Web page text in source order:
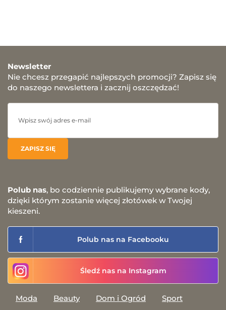
Newsletter
Nie chcesz przegapić najlepszych promocji? Zapisz się
do naszego newslettera i zacznij oszczędzać!
Polub nas, bo codziennie publikujemy wybrane kody,
dzięki którym zostanie więcej złotówek w Twojej
kieszeni.
Polub nas na Facebooku
Śledź nas na Instagram
Moda Beauty Dom i Ogród
Sport